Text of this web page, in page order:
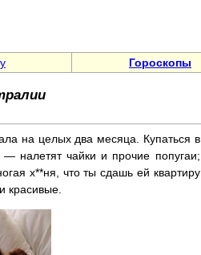
Гороскопы
на целых два месяца. Купаться в
налетят чайки и прочие попугаи;
х**ня, что ты сдашь ей квартиру
красивые.